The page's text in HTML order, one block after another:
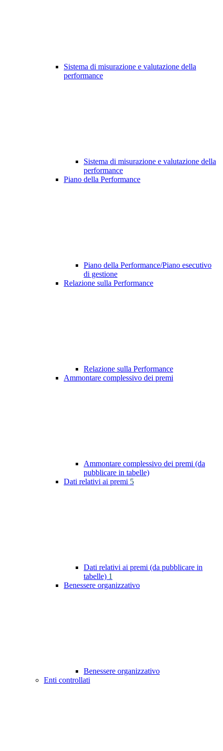
Sistema di misurazione e valutazione della
performance
Sistema di misurazione e valutazione della
performance
Piano della Performance
Piano della Performance/Piano esecutivo
di gestione
Relazione sulla Performance
Relazione sulla Performance
Ammontare complessivo dei premi
Ammontare complessivo dei premi (da
pubblicare in tabelle)
Dati relativi ai premi 5
Dati relativi ai premi (da pubblicare in
tabelle) 1
Benessere organizzativo
Benessere organizzativo
Enti controllati